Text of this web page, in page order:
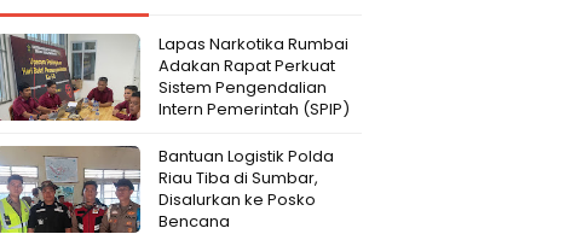
Lapas Narkotika Rumbai
Adakan Rapat Perkuat
Sistem Pengendalian
Intern Pemerintah (SPIP)
Bantuan Logistik Polda
Riau Tiba di Sumbar,
Disalurkan ke Posko
Bencana